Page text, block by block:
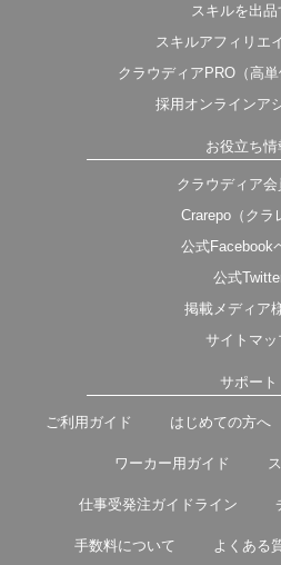
スキルを出品
スキルアフィリエ
クラウディアPRO（高単
採用オンラインア
お役立ち情
クラウディア会
Crarepo（クラ
公式Facebook
公式
掲載メディア
サイトマッ
サポート
ご利用ガイド はじめての方へ
ワーカー用ガイド
仕事受発注ガイドライン
手数料について よくある